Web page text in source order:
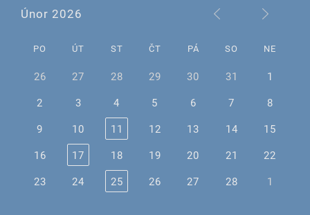
Únor 2026
PO ÚT ST ČT PÁ SO NE
26 27 28 29 30 31
1
2
3 4 5 6 7
8
9
10 11 12 13 14
15
16
17 18 19 20 21
22
23
24 25 26 27 28 1